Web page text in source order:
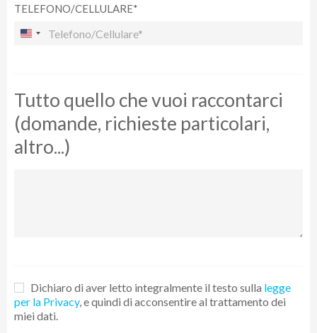
TELEFONO/CELLULARE*
Tutto quello che vuoi raccontarci
(domande, richieste particolari,
altro...)
Dichiaro di aver letto integralmente il testo sulla legge
per la Privacy, e quindi di acconsentire al trattamento dei
miei dati.